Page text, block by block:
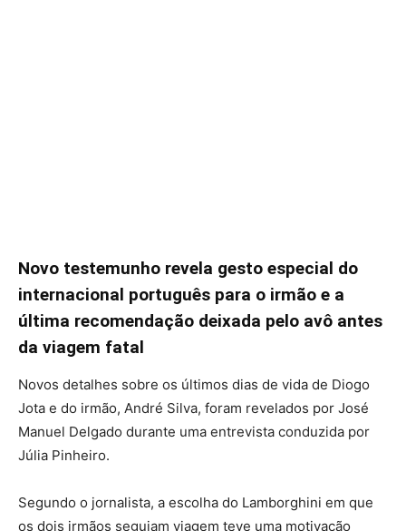
Novo testemunho revela gesto especial do
internacional português para o irmão e a
última recomendação deixada pelo avô antes
da viagem fatal
Novos detalhes sobre os últimos dias de vida de Diogo
Jota e do irmão, André Silva, foram revelados por José
Manuel Delgado durante uma entrevista conduzida por
Júlia Pinheiro.
Segundo o jornalista, a escolha do Lamborghini em que
os dois irmãos seguiam viagem teve uma motivação